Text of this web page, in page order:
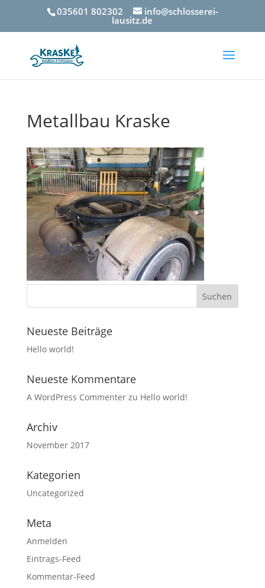
035601 802302 info@schlosserei-
lausitz.de
Metallbau Kraske
Neueste Beiträge
Hello world!
Neueste Kommentare
A WordPress Commenterzu Hello world!
Archiv
November 2017
Kategorien
Uncategorized
Meta
Anmelden
Eintrags-Feed
Kommentar-Feed